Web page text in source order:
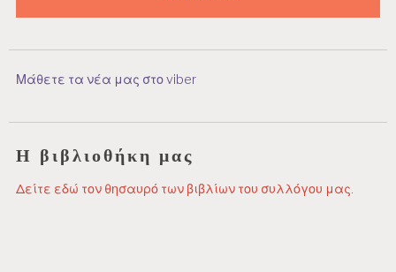
Μάθετε τα νέα μας στο viber
Η βιβλιοθήκη μας
Δείτε εδώ τον θησαυρό των βιβλίων του συλλόγου μας.